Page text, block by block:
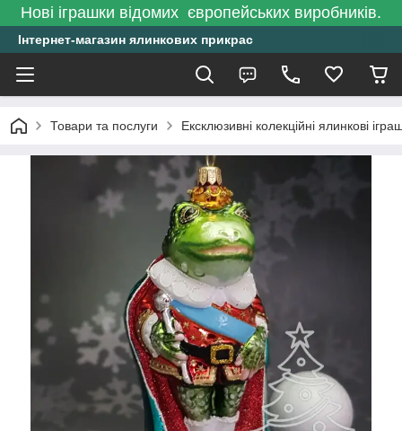
Нові іграшки відомих європейських виробників.
Інтернет-магазин ялинкових прикрас
Товари та послуги Ексклюзивні колекційні ялинкові